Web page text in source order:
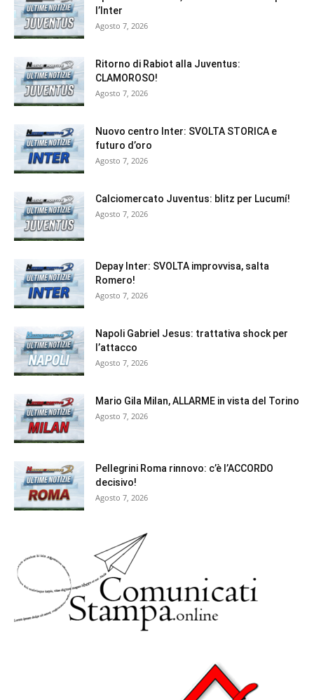
l’Inter
Agosto 7, 2026
Ritorno di Rabiot alla Juventus:
CLAMOROSO!
Agosto 7, 2026
Nuovo centro Inter: SVOLTA STORICA e
futuro d’oro
Agosto 7, 2026
Calciomercato Juventus: blitz per Lucumí!
Agosto 7, 2026
Depay Inter: SVOLTA improvvisa, salta
Romero!
Agosto 7, 2026
Napoli Gabriel Jesus: trattativa shock per
l’attacco
Agosto 7, 2026
Mario Gila Milan, ALLARME in vista del Torino
Agosto 7, 2026
Pellegrini Roma rinnovo: c’è l’ACCORDO
decisivo!
Agosto 7, 2026